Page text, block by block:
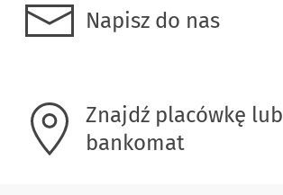
Napisz do nas
Znajdź placówkę lub
bankomat